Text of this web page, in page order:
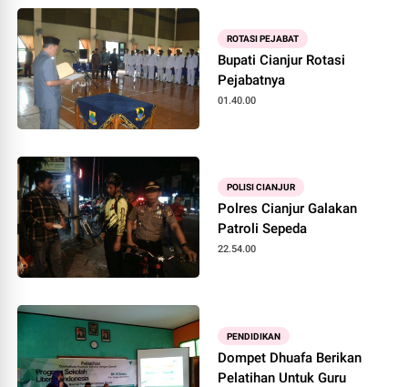
ROTASI PEJABAT
Bupati Cianjur Rotasi
Pejabatnya
01.40.00
POLISI CIANJUR
Polres Cianjur Galakan
Patroli Sepeda
22.54.00
PENDIDIKAN
Dompet Dhuafa Berikan
Pelatihan Untuk Guru